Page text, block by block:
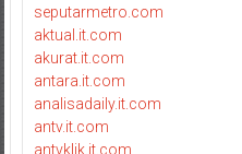
seputarmetro.com
aktual.it.com
akurat.it.com
antara.it.com
analisadaily.it.com
antv.it.com
antvklik.it.com